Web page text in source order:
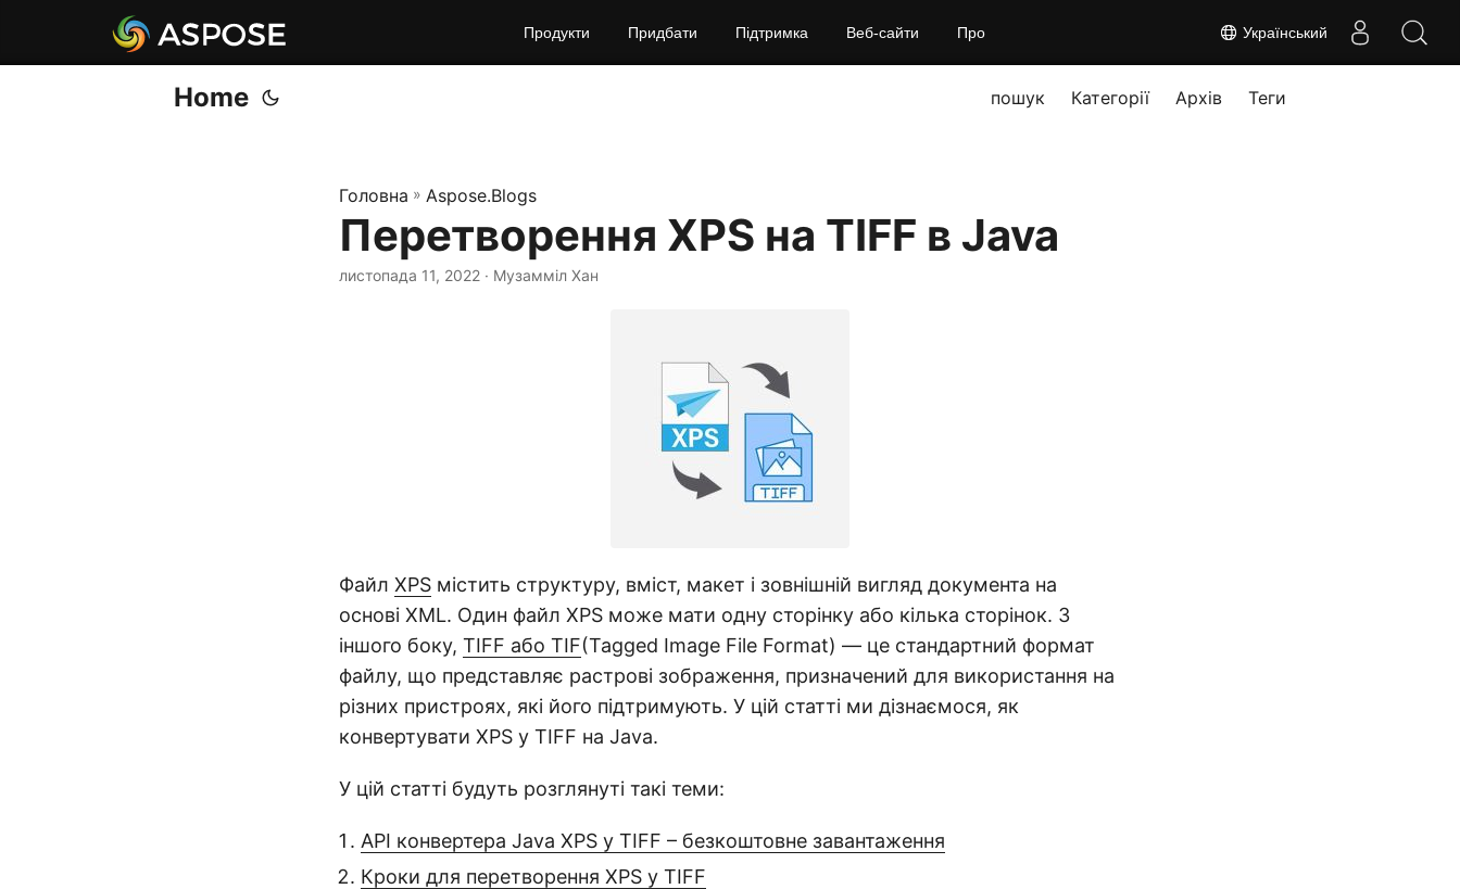
Український
Продукти Придбати Підтримка Веб‑сайти Про
Home пошук Категорії Архів Теги
Головна » Aspose.Blogs
Перетворення XPS на TIFF в Java
листопада 11, 2022 · Музамміл Хан
Файл XPS містить структуру, вміст, макет і зовнішній вигляд документа на
основі XML. Один файл XPS може мати одну сторінку або кілька сторінок. З
іншого боку, TIFF або TIF(Tagged Image File Format) — це стандартний формат
файлу, що представляє растрові зображення, призначений для використання на
різних пристроях, які його підтримують. У цій статті ми дізнаємося, як
конвертувати XPS у TIFF на Java.
У цій статті будуть розглянуті такі теми:
API конвертера Java XPS у TIFF – безкоштовне завантаження
Кроки для перетворення XPS у TIFF